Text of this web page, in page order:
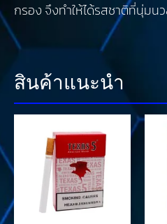
กรอง จึงทำให้ได้รสชาติที่นุ่มน
สินค้าแนะนำ